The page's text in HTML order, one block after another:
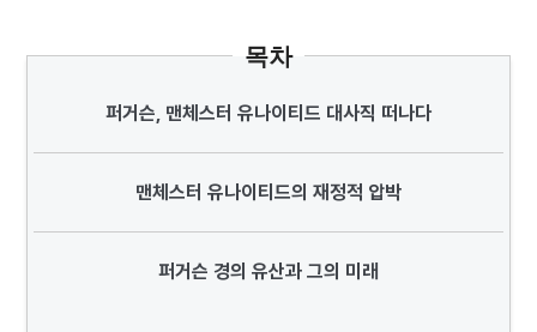
목차
퍼거슨, 맨체스터 유나이티드 대사직 떠나다
맨체스터 유나이티드의 재정적 압박
퍼거슨 경의 유산과 그의 미래